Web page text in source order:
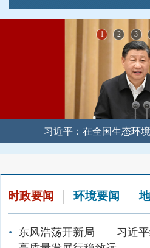
7月例行新闻发布会最新
生态环境部公布2026年6
生态环境部发布7月下半
生态环境部发布7月上半
查看更
境规划和水功能区划，
准，制定生态环境基准和
中央纪委国家监委驻
机关司局
直属单位
中共中央 国务院转发《
于开展法治宣传教育的
中共中央 国务院印发《
中共中央办公厅、国务
好乡镇（街道）履行职
施》
大中城市固体废物污染
中国海洋生态环境状况公
中国移动源环境管理年报
水环境质量
国家地表水水质自动监
国家海水水质
全国地表水质量状况
海水浴场水质周报
海洋生态环境保护
固体废物与化学品管理
生态环境部党组召开会议
生态环境部1名党员、1
党组织获中央和国家机
中央和国家机关“两优一
生态环境部党组举办树
习教育读书班暨理论学
习近平：在全国生态环
1 2 3
时政要闻 环境要闻
东风浩荡开新局——习近平